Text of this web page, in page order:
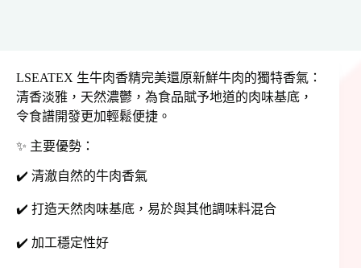
LSEATEX 生牛肉香精完美還原新鮮牛肉的獨特香氣：
清香淡雅，天然濃鬱，為食品賦予地道的肉味基底，
令食譜開發更加輕鬆便捷。
✨ 主要優勢：
✔️ 清澈自然的牛肉香氣
✔️ 打造天然肉味基底，易於與其他調味料混合
✔️ 加工穩定性好